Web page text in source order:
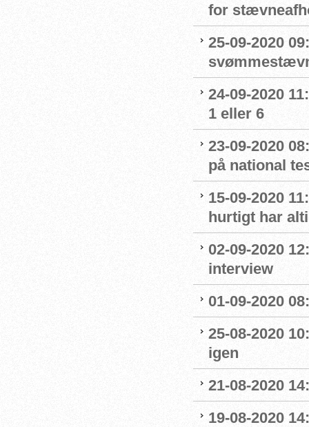
for
25-09-2020
24-09-2020
1 eller 6
23-09-2020
på national
15-09-2020
hurtigt har
02-09-2020
interview
01-09-2020
25-08-2020
igen
21-08-2020
19-08-2020